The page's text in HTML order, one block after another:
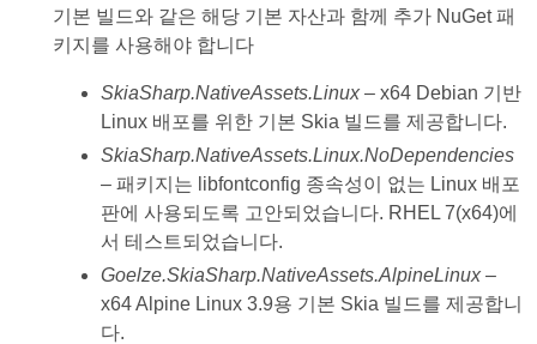
기본 빌드와 같은 해당 기본 자산과 함께 추가 NuGet 패
키지를 사용해야 합니다
SkiaSharp.NativeAssets.Linux– x64 Debian 기반
Linux 배포를 위한 기본 Skia 빌드를 제공합니다.
SkiaSharp.NativeAssets.Linux.NoDependencies
– 패키지는 libfontconfig 종속성이 없는 Linux 배포
판에 사용되도록 고안되었습니다. RHEL 7(x64)에
서 테스트되었습니다.
Goelze.SkiaSharp.NativeAssets.AlpineLinux–
x64 Alpine Linux 3.9용 기본 Skia 빌드를 제공합니
다.